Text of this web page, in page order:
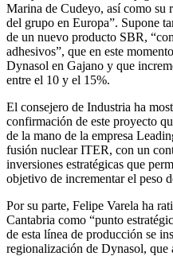
Marina de Cudeyo, así como su
del grupo en Europa”. Supone
de un nuevo producto SBR,
adhesivos”, que en este
Dynasol en Gajano y que
entre el 10 y el 15%.
El consejero de Industria ha
confirmación de este proyecto
de la mano de la empresa
fusión nuclear ITER, con un
inversiones estratégicas que
objetivo de incrementar el peso
Por su parte, Felipe Varela ha
Cantabria como “punto
de esta línea de producción se
regionalización de Dynasol, que